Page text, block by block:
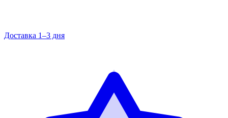
Доставка 1–3 дня